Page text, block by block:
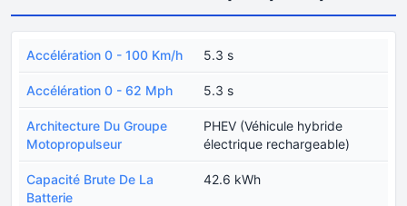
Accélération 0 - 100 Km/h 5.3 s
Accélération 0 - 62 Mph 5.3 s
Architecture Du Groupe
Motopropulseur
PHEV (Véhicule hybride
électrique rechargeable)
Capacité Brute De La
Batterie
42.6 kWh